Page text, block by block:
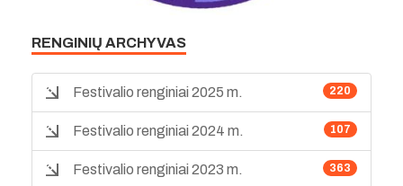
RENGINIŲ ARCHYVAS
220
Festivalio renginiai 2025 m.
107
Festivalio renginiai 2024 m.
363
Festivalio renginiai 2023 m.